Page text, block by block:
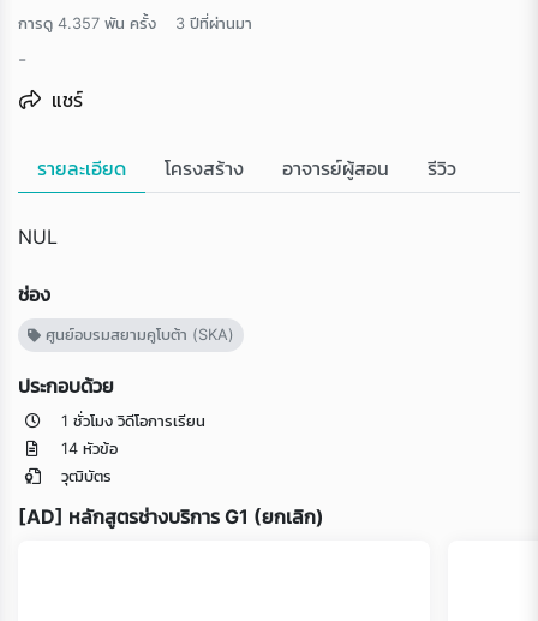
การดู 4.357 พัน ครั้ง 3 ปีที่ผ่านมา
-
แชร์
รายละเอียด โครงสร้าง อาจารย์ผู้สอน รีวิว
NUL
ช่อง
ศูนย์อบรมสยามคูโบต้า (SKA)
ประกอบด้วย
1 ชั่วโมง วิดีโอการเรียน
14 หัวข้อ
วุฒิบัตร
[AD] หลักสูตรช่างบริการ G1 (ยกเลิก)